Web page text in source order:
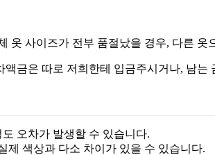
옷 사이즈가 전부 품절났을 경우, 다른 옷
금은 따로 저희한테 입금주시거나, 남는
오차가 발생할 수 있습니다.
제 색상과 다소 차이가 있을 수 있습니다.